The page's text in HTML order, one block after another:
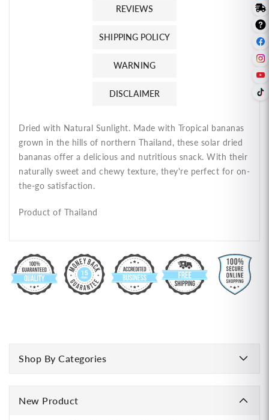
Shop By Categories
New Product
REVIEWS
SHIPPING POLICY
WARNING
DISCLAIMER
Dried with Natural Sunlight. Made with Tropical bananas
grown in the hills of northern Thailand, these solar dried
bananas offer a delicious and nutritious snack. With their
naturally sweet and chewy texture, they're perfect for on-
the-go satisfaction.
Product of Thailand